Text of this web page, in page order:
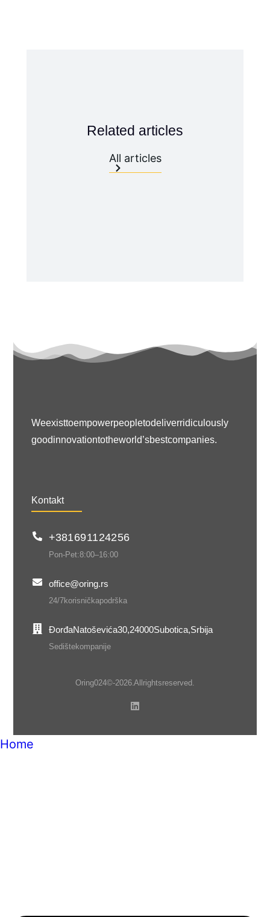
Related articles
All articles
We exist to empower people to deliver ridiculously
good innovation to the world’s best companies.
Kontakt
+381 69 11 242 56
Pon-Pet: 8:00 – 16:00
office@oring.rs
24/7 korisnička podrška
Đorđa Natoševića 30, 24000 Subotica, Srbija
Sedište kompanije
Oring 024 © - 2026. All rights reserved.
Home